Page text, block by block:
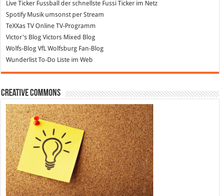
Live Ticker Fussball
der schnellste Fussi Ticker im Netz
SpotifyMusik umsonst per Stream
TeXXas TVOnline TV-Programm
Victor's Blog Victors Mixed Blog
Wolfs-Blog VfL Wolfsburg Fan-Blog
WunderlistTo-Do Liste im Web
Creative Commons